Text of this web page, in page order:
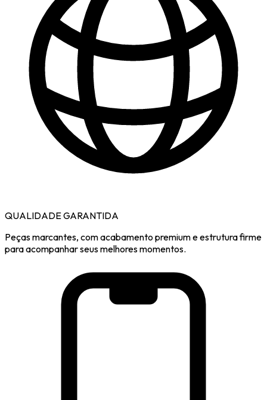
QUALIDADE GARANTIDA
Peças marcantes, com acabamento premium e estrutura firme
para acompanhar seus melhores momentos.